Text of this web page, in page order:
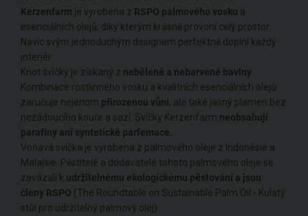
Kerzenfarm je vyrobena z RSPO palmového vosku a
esenciálních olejů, díky kterým krásně provoní celý prostor.
Navíc svým jednoduchým designem perfektně doplní každý
interiér.
Knot svíčky je získaný z nebělené a nebarvené bavlny
Kombinace rostlinného vosku a kvalitních esenciálních olejů
zaručuje nejenom přirozenou vůni, ale také jasný plamen bez
nežádoucího kouře a sazí. Svíčky Kerzenfarm neobsahují
parafíny ani syntetické parfemace.
Voňavá svíčka je vyrobena z palmového oleje z Indonésie a
Malajsie. Pěstitelé a dodavatelé tohoto palmového oleje se
zavázali k udržitelnému ekologickému pěstování a jsou
členy RSPO (The Roundtable on Sustainable Palm Oil - Kulatý
stůl pro udržitelný palmový olej).